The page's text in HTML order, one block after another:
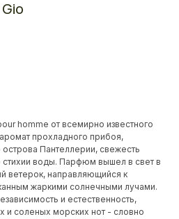
homme от всемирно известного
прохладного прибоя,
Пантеллерии, свежесть
воды. Парфюм вышел в свет в
ветерок, направляющийся к
жаркими солнечными лучами.
и естественность,
и соленых морских нот - словно